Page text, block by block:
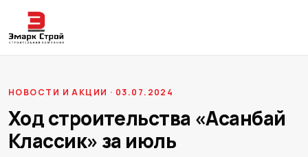
НОВОСТИ И АКЦИИ · 03.07.2024
Ход строительства «Асанбай
Классик» за июль